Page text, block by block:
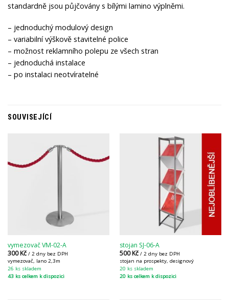
standardně jsou půjčovány s bílými lamino výplněmi.
– jednoduchý modulový design
– variabilní výškově stavitelné police
– možnost reklamního polepu ze všech stran
– jednoduchá instalace
– po instalaci neotvíratelné
SOUVISEJÍCÍ
vymezovač VM-02-A
300Kč / 2 dny bez DPH
vymezovač, lano 2,3m
26 ks skladem
43 ks celkem k dispozici
stojan SJ-06-A
500Kč / 2 dny bez DPH
stojan na prospekty, designový
20 ks skladem
20 ks celkem k dispozici